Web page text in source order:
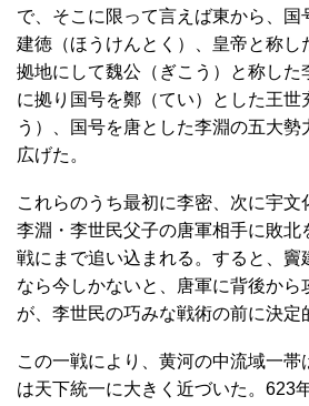
で、そこに限って言えば東から、国
建徳（ほうけんとく）、皇帝と称し
拠地にして魏公（ぎこう）と称した
に拠り国号を鄭（てい）とした王世
う）、国号を唐とした李淵の五大勢
広げた。
これらのうち最初に李密、次に宇
李淵・李世民父子の唐軍相手に敗北
戦にまで追い込まれる。すると、竇
なら今しかないと、唐軍に背後から
が、李世民の巧みな戦術の前に決定
この一戦により、黄河の中流域一
は天下統一に大きく近づいた。623